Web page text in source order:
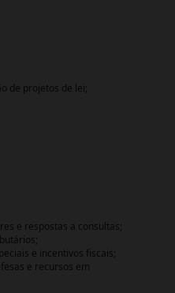
de projetos de lei;
e respostas a consultas;
e incentivos fiscais;
e recursos em